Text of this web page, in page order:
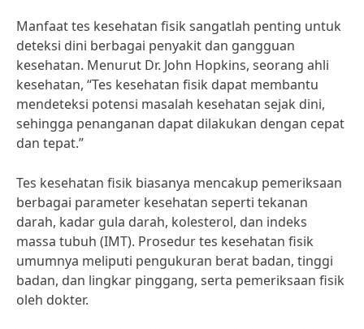
Manfaat tes kesehatan fisik sangatlah penting untuk
deteksi dini berbagai penyakit dan gangguan
kesehatan. Menurut Dr. John Hopkins, seorang ahli
kesehatan, “Tes kesehatan fisik dapat membantu
mendeteksi potensi masalah kesehatan sejak dini,
sehingga penanganan dapat dilakukan dengan cepat
dan tepat.”
Tes kesehatan fisik biasanya mencakup pemeriksaan
berbagai parameter kesehatan seperti tekanan
darah, kadar gula darah, kolesterol, dan indeks
massa tubuh (IMT). Prosedur tes kesehatan fisik
umumnya meliputi pengukuran berat badan, tinggi
badan, dan lingkar pinggang, serta pemeriksaan fisik
oleh dokter.